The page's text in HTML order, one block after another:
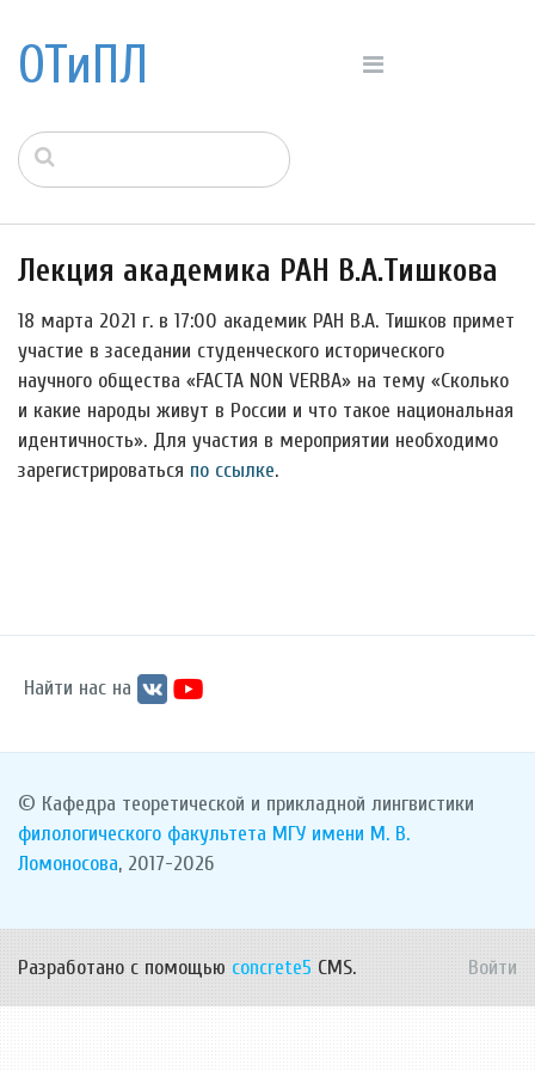
ОТиПЛ
Лекция академика РАН В.А.Тишкова
18 марта 2021 г. в 17:00 академик РАН В.А. Тишков примет
участие в заседании студенческого исторического
научного общества «FACTA NON VERBA» на тему «Сколько
и какие народы живут в России и что такое национальная
идентичность». Для участия в мероприятии необходимо
зарегистрироваться по ссылке.
Найти нас на
© Кафедра теоретической и прикладной лингвистики
филологического факультета МГУ имени М. В.
Ломоносова, 2017-2026
Разработано с помощью concrete5 CMS. Войти